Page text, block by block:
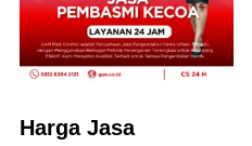
Harga Jasa